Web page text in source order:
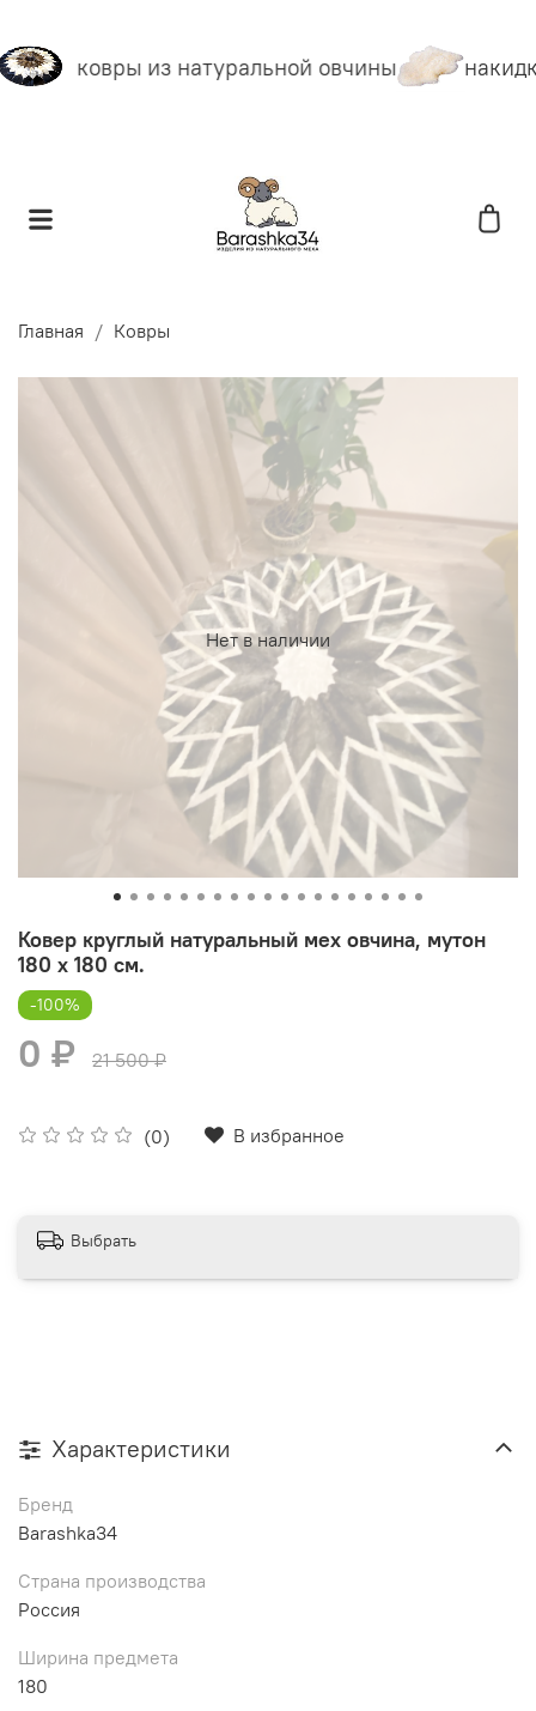
ковры из натуральной овчины
Главная Ковры
Нет в наличии
Ковер круглый натуральный мех овчина, мутон
180 х 180 см.
(0) В избранное
-100%
0 ₽ 21 500 ₽
Выбрать
Характеристики
Бренд
Barashka34
Страна производства
Россия
Ширина предмета
180